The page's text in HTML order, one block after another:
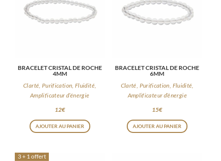
BRACELET CRISTAL DE ROCHE
4MM
Clarté, Purification, Fluidité,
Amplificateur d’énergie
12€
AJOUTER AU PANIER
BRACELET CRISTAL DE ROCHE
6MM
Clarté, Purification, Fluidité,
Amplificateur d’énergie
15€
AJOUTER AU PANIER
3 + 1 offert